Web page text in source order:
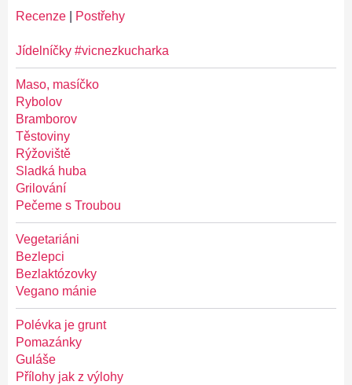
Recenze Postřehy
Jídelníčky #vicnezkucharka
Maso, masíčko
Rybolov
Bramborov
Těstoviny
Rýžoviště
Sladká huba
Grilování
Pečeme s Troubou
Vegetariáni
Bezlepci
Bezlaktózovky
Vegano mánie
Polévka je grunt
Pomazánky
Guláše
Přílohy jak z výlohy